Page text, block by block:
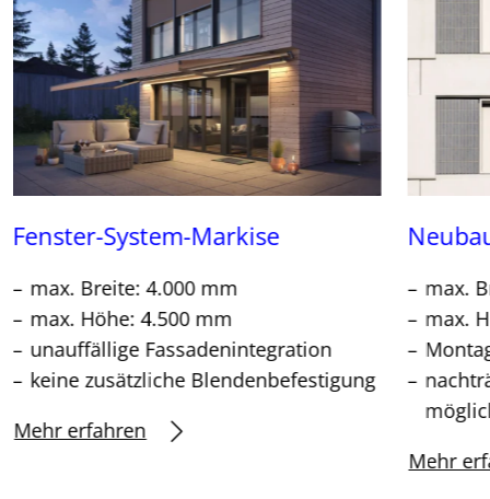
Fenster-System-Markise
max. Breite: 4.000 mm
max. Höhe: 4.500 mm
unauffällige Fassadenintegration
keine zusätzliche Blendenbefestigung
Mehr erfahren
max.
max.
Mehr